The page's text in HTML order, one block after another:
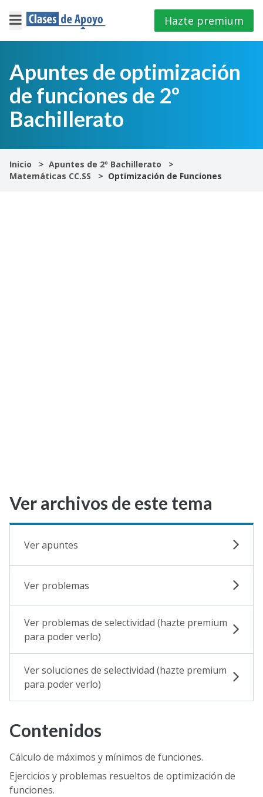
×
Iniciar
sesión
E.S.O
Hazte premium
Apuntes de optimización
de funciones de 2º
Bachillerato
Inicio
Apuntes de 2º Bachillerato
Matemáticas CC.SS
Optimización de Funciones
Ver archivos de este tema
Ver apuntes
Ver problemas
Ver problemas de selectividad (hazte premium
para poder verlo)
Ver soluciones de selectividad (hazte premium
para poder verlo)
Contenidos
Cálculo de máximos y mínimos de funciones.
Ejercicios y problemas resueltos de optimización de
funciones.